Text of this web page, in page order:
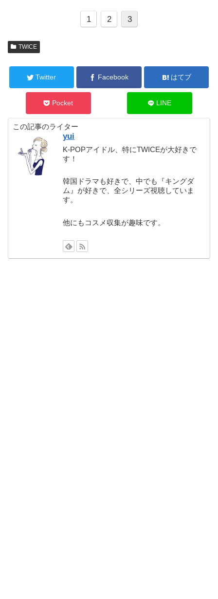
1 2 3
TWICE
Twitter Facebook はてブ
Pocket LINE
この記事のライター
yui
K-POPアイドル、特にTWICEが大好きで
す！
韓国ドラマも好きで、中でも『キングダ
ム』が好きで、全シリーズ視聴していま
す。
他にもコスメ収集が趣味です。